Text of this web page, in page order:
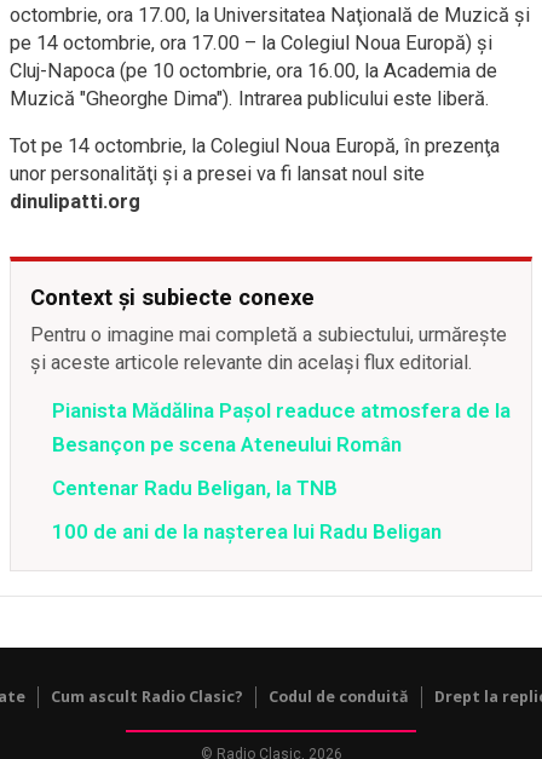
octombrie, ora 17.00, la Universitatea Naţională de Muzică şi
pe 14 octombrie, ora 17.00 – la Colegiul Noua Europă) şi
Cluj-Napoca (pe 10 octombrie, ora 16.00, la Academia de
Muzică "Gheorghe Dima"). Intrarea publicului este liberă.
Tot pe 14 octombrie, la Colegiul Noua Europă, în prezenţa
unor personalităţi şi a presei va fi lansat noul site
dinulipatti.org
Context și subiecte conexe
Pentru o imagine mai completă a subiectului, urmărește
și aceste articole relevante din același flux editorial.
Pianista Mădălina Pașol readuce atmosfera de la
Besançon pe scena Ateneului Român
Centenar Radu Beligan, la TNB
100 de ani de la nașterea lui Radu Beligan
Cum ascult Radio Clasic? Codul de conduită Drept la
© Radio Clasic, 2026